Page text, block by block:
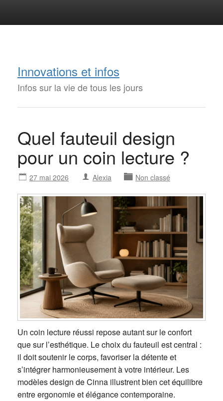
Innovations et infos
Infos sur la vie de tous les jours
Quel fauteuil design
pour un coin lecture ?
27 mai 2026 Alexia Non classé
Un coin lecture réussi repose autant sur le confort
que sur l’esthétique. Le choix du fauteuil est central :
il doit soutenir le corps, favoriser la détente et
s’intégrer harmonieusement à votre intérieur. Les
modèles design de Cinna illustrent bien cet équilibre
entre ergonomie et élégance contemporaine.